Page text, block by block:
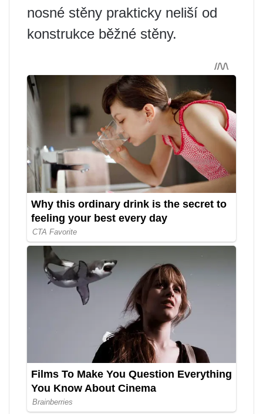
nosné stěny prakticky neliší od
konstrukce běžné stěny.